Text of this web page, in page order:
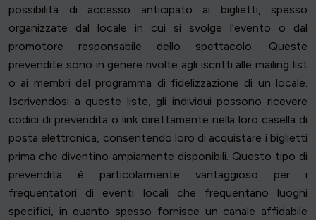
possibilità di accesso anticipato ai biglietti, spesso
organizzate dal locale in cui si svolge l'evento o dal
promotore responsabile dello spettacolo. Queste
prevendite sono in genere rivolte agli iscritti alle mailing list
o ai membri del programma di fidelizzazione di un locale.
Iscrivendosi a queste liste, gli individui possono ricevere
codici di prevendita o link direttamente nella loro casella di
posta elettronica, consentendo loro di acquistare i biglietti
prima che diventino ampiamente disponibili. Questo tipo di
prevendita è particolarmente vantaggioso per i
frequentatori di eventi locali che frequentano luoghi
specifici, in quanto spesso fornisce un canale affidabile